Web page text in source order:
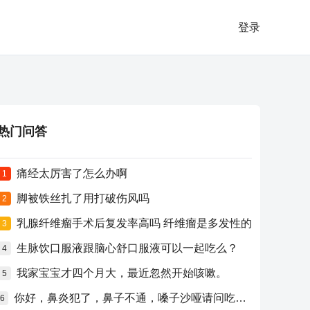
登录
门问答
1 痛经太厉害了怎么办啊
2 脚被铁丝扎了用打破伤风吗
3 乳腺纤维瘤手术后复发率高吗 纤维瘤是多发性的
4 生脉饮口服液跟脑心舒口服液可以一起吃么？
5 我家宝宝才四个月大，最近忽然开始咳嗽。
6 你好，鼻炎犯了，鼻子不通，嗓子沙哑请问吃什么药比较好？